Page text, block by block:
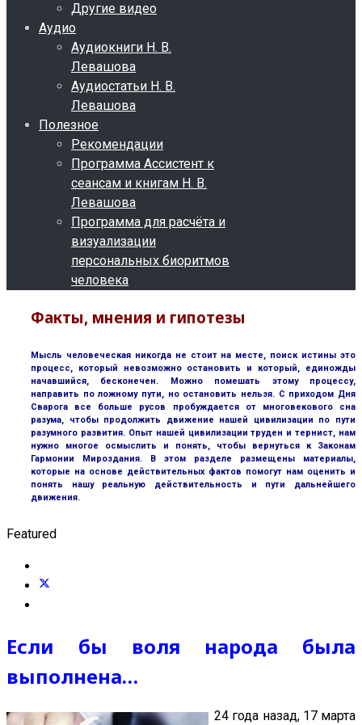
Другие видео
Аудио
Аудиокниги Н. В.
Левашова
Аудиостатьи Н. В.
Левашова
Полезное
Рекомендации
Программа Ассистент к
сеансам и книгам Н. В.
Левашова
Программа для расчёта и
визуализации
персональных биоритмов
человека
Факты, мнения и гипотезы
Мысль человеческая никогда не стоит на месте, поиск истины это
процесс, который невозможно остановить и который, единожды
начавшийся, бесконечен. Можно помешать этому процессу,
направить по ложному пути, но остановить нельзя. С приходом Дня
Сварога все больше русов пробуждается от многовекового сна
разума, чтобы продолжить движение нашей цивилизации по пути
разумного развития. Опыт нашей цивилизации труден и тернист, нам
нужно многое осмыслить и понять, чтобы вернуться к Законам
Гармонии Мироздания. В этом разделе размещены материалы,
которые на основе действительных фактов помогут нам оценить и
понять нашу реальную действительность и пути дальнейшего
движения.
Featured
Если бы воля народа была
выполнена…
24 года назад, 17 марта